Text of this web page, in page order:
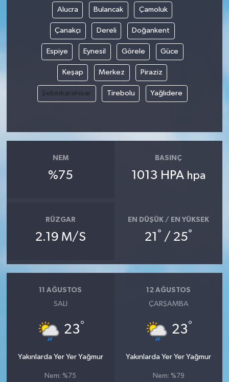
Alucra Bulancak Çamoluk
Çanakçı Dereli Doğankent
Espiye Eynesil Görele Güce
Keşap Merkez Piraziz
Şebinkarahisar Tirebolu Yağlıdere
NEM
%75
BASINÇ
1013 HPA hpa
RÜZGAR
2.19 M/S
EN DÜŞÜK / EN YÜKSEK
21 ° / 25°
11 AĞUSTOS
SALI
23°
Yakınlarda Yer Yer Yağmur
Nem: %75
12 AĞUSTOS
ÇARŞAMBA
23°
Yakınlarda Yer Yer Yağmur
Nem: %79